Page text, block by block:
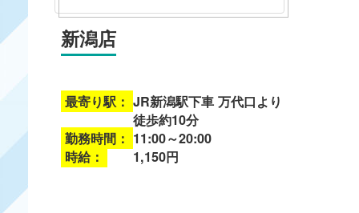
新潟店
最寄り駅： JR新潟駅下車 万代口より
徒歩約10分
勤務時間： 11:00～20:00
時給：
1,150円